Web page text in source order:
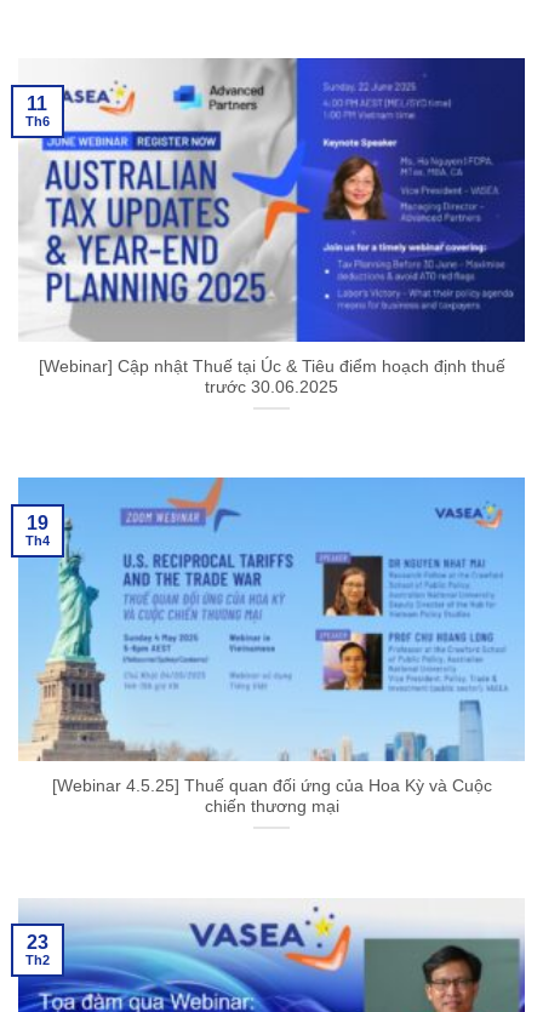
[Webinar] Cập nhật Thuế tại Úc & Tiêu điểm hoạch định thuế
trước 30.06.2025
11
Th6
[Webinar 4.5.25] Thuế quan đối ứng của Hoa Kỳ và Cuộc
chiến thương mại
19
Th4
23
Th2